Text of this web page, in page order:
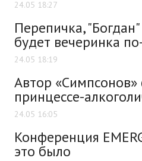
24.05 18:27
Перепичка,
будет вечеринка
24.05 18:19
Автор «Симпсонов»
принцессе-
24.05 16:05
Конференция
это было